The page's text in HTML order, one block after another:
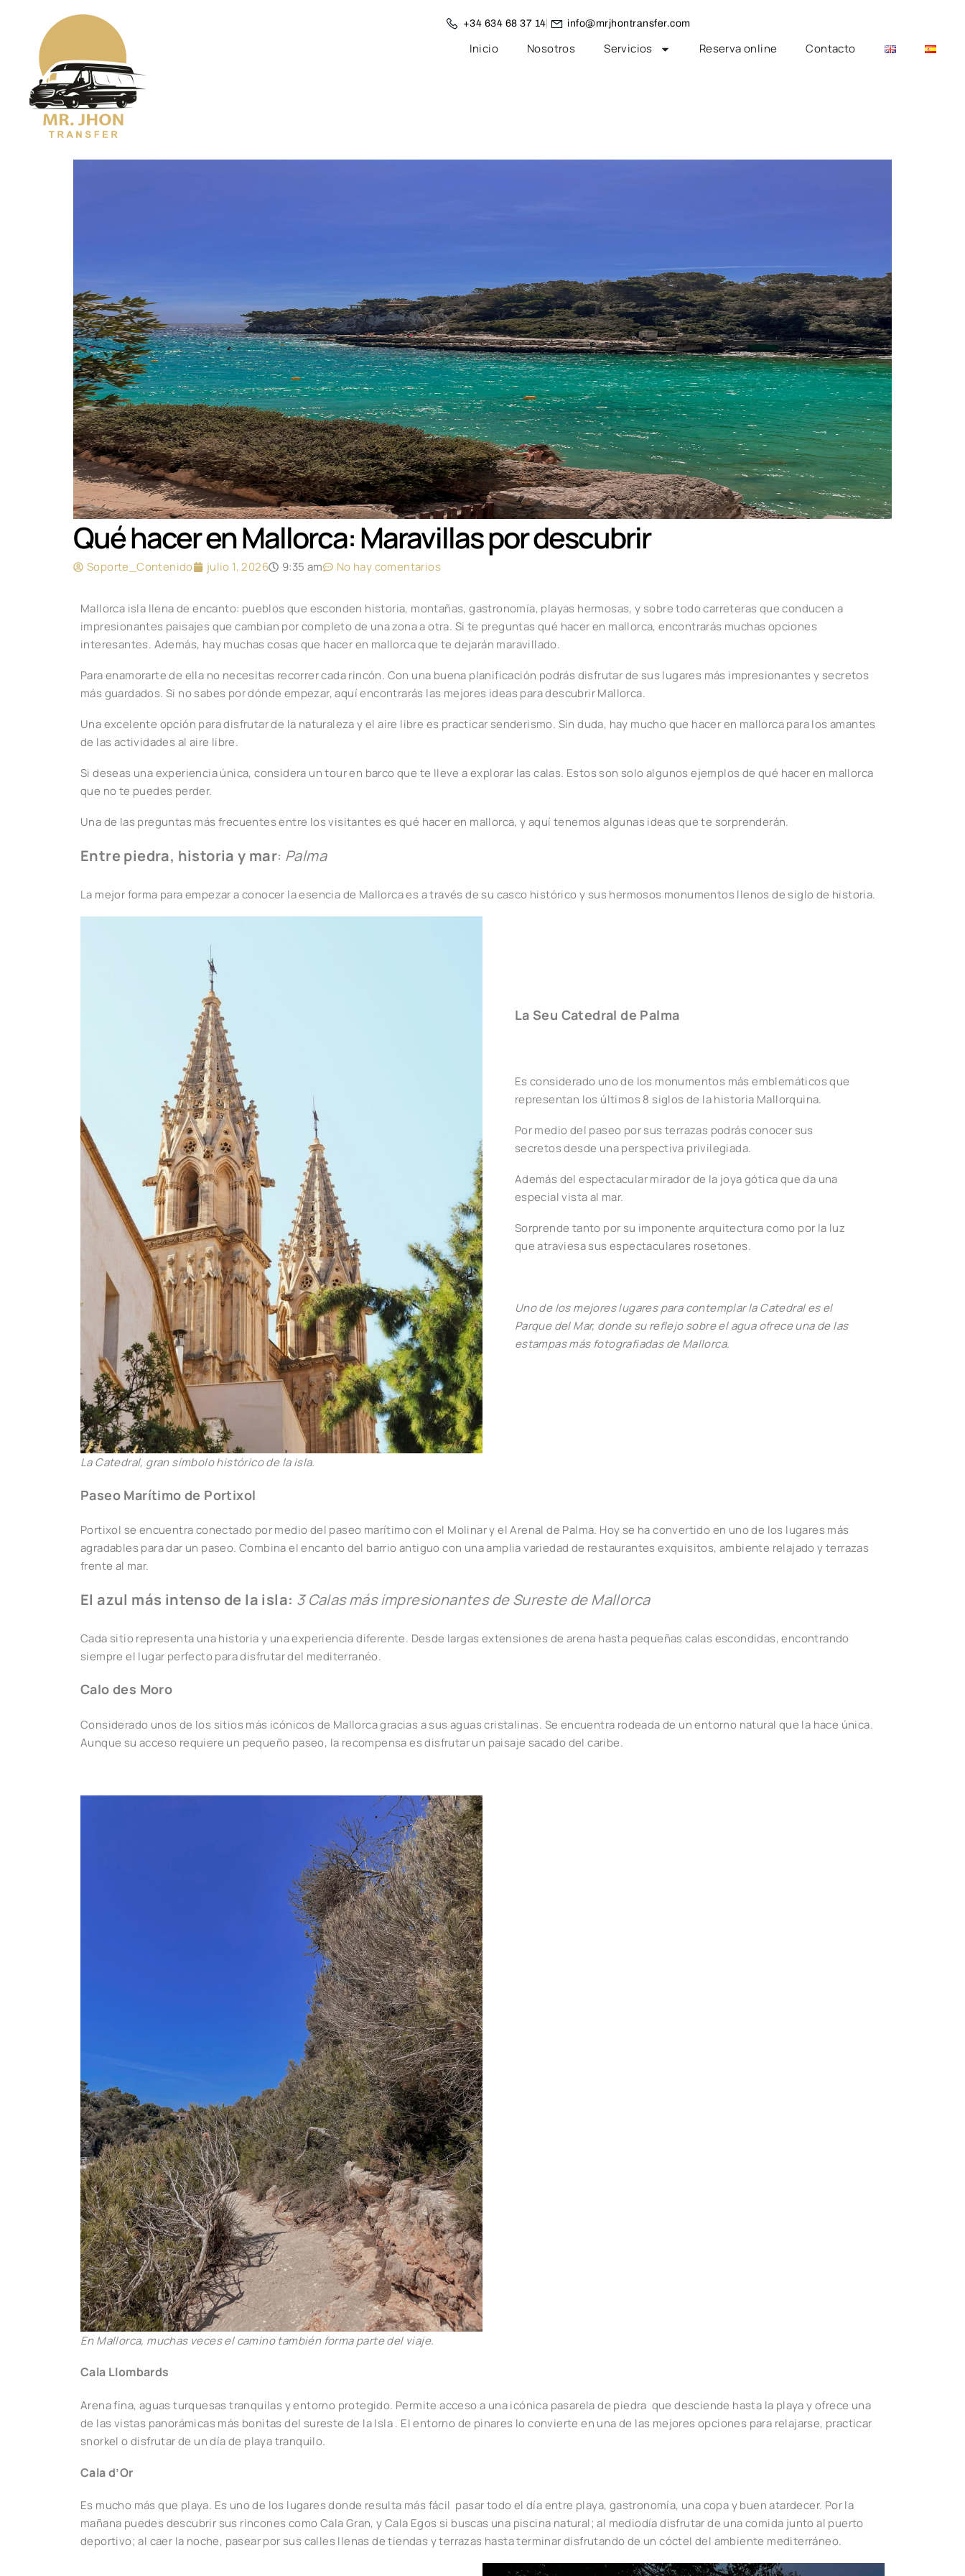
+34 634 68 37 14 info@mrjhontransfer.com
Inicio Nosotros Servicios Reserva online Contacto
Qué hacer en Mallorca: Maravillas por descubrir
Soporte_Contenido julio 1, 2026 9:35 am No hay comentarios
Mallorca isla llena de encanto: pueblos que esconden historia, montañas, gastronomía, playas hermosas, y sobre todo carreteras que conducen a
impresionantes paisajes que cambian por completo de una zona a otra. Si te preguntas qué hacer en mallorca, encontrarás muchas opciones
interesantes. Además, hay muchas cosas que hacer en mallorca que te dejarán maravillado.
Para enamorarte de ella no necesitas recorrer cada rincón. Con una buena planificación podrás disfrutar de sus lugares más impresionantes y secretos
más guardados. Si no sabes por dónde empezar, aquí encontrarás las mejores ideas para descubrir Mallorca.
Una excelente opción para disfrutar de la naturaleza y el aire libre es practicar senderismo. Sin duda, hay mucho que hacer en mallorca para los amantes
de las actividades al aire libre.
Si deseas una experiencia única, considera un tour en barco que te lleve a explorar las calas. Estos son solo algunos ejemplos de qué hacer en mallorca
que no te puedes perder.
Una de las preguntas más frecuentes entre los visitantes es qué hacer en mallorca, y aquí tenemos algunas ideas que te sorprenderán.
Entre piedra, historia y mar: Palma
La mejor forma para empezar a conocer la esencia de Mallorca es a través de su casco histórico y sus hermosos monumentos llenos de siglo de historia.
La Seu Catedral de Palma
Es considerado uno de los monumentos más emblemáticos que
representan los últimos 8 siglos de la historia Mallorquina.
Por medio del paseo por sus terrazas podrás conocer sus
secretos desde una perspectiva privilegiada.
Además del espectacular mirador de la joya gótica que da una
especial vista al mar.
Sorprende tanto por su imponente arquitectura como por la luz
que atraviesa sus espectaculares rosetones.
Uno de los mejores lugares para contemplar la Catedral es el
Parque del Mar, donde su reflejo sobre el agua ofrece una de las
estampas más fotografiadas de Mallorca.
La Catedral, gran símbolo histórico de la isla.
Paseo Marítimo de Portixol
Portixol se encuentra conectado por medio del paseo marítimo con el Molinar y el Arenal de Palma. Hoy se ha convertido en uno de los lugares más
agradables para dar un paseo. Combina el encanto del barrio antiguo con una amplia variedad de restaurantes exquisitos, ambiente relajado y terrazas
frente al mar.
El azul más intenso de la isla: 3 Calas más impresionantes de Sureste de Mallorca
Cada sitio representa una historia y una experiencia diferente. Desde largas extensiones de arena hasta pequeñas calas escondidas, encontrando
siempre el lugar perfecto para disfrutar del mediterranéo.
Calo des Moro
Considerado unos de los sitios más icónicos de Mallorca gracias a sus aguas cristalinas. Se encuentra rodeada de un entorno natural que la hace única.
Aunque su acceso requiere un pequeño paseo, la recompensa es disfrutar un paisaje sacado del caribe.
En Mallorca, muchas veces el camino también forma parte del viaje.
Cala Llombards
Arena fina, aguas turquesas tranquilas y entorno protegido. Permite acceso a una icónica pasarela de piedra que desciende hasta la playa y ofrece una
de las vistas panorámicas más bonitas del sureste de la Isla . El entorno de pinares lo convierte en una de las mejores opciones para relajarse, practicar
snorkel o disfrutar de un día de playa tranquilo.
Cala d’Or
Es mucho más que playa. Es uno de los lugares donde resulta más fácil pasar todo el día entre playa, gastronomía, una copa y buen atardecer. Por la
mañana puedes descubrir sus rincones como Cala Gran, y Cala Egos si buscas una piscina natural; al mediodía disfrutar de una comida junto al puerto
deportivo; al caer la noche, pasear por sus calles llenas de tiendas y terrazas hasta terminar disfrutando de un cóctel del ambiente mediterráneo.